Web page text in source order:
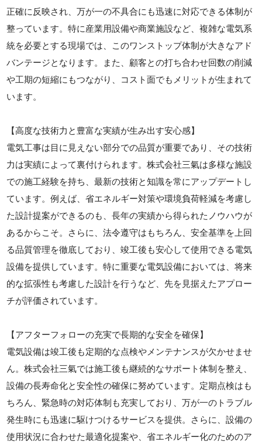
正確に反映され、万が一の不具合にも迅速に対応できる体制が
整っています。特に産業用設備や商業施設など、複雑な電気系
統を必要とする現場では、このワンストップ体制が大きなアド
バンテージとなります。また、顧客との打ち合わせ回数の削減
や工期の短縮にもつながり、コスト面でもメリットが生まれて
います。
【高度な技術力と豊富な実績が生み出す安心感】
電気工事は目に見えない部分での品質が重要であり、その技術
力は実績によって裏付けられます。株式会社三氣は多様な施設
での施工経験を持ち、最新の技術と知識を常にアップデートし
ています。例えば、省エネルギー対策や環境負荷軽減を考慮し
た設計提案ができるのも、長年の実績から得られたノウハウが
あるからこそ。さらに、法令遵守はもちろん、安全基準を上回
る品質管理を徹底しており、竣工後も安心して使用できる電気
設備を提供しています。特に重要な電気設備においては、将来
的な拡張性も考慮した設計を行うなど、先を見据えたアプロー
チが評価されています。
【アフターフォローの充実で長期的な安全を確保】
電気設備は竣工後も定期的な点検やメンテナンスが欠かせませ
ん。株式会社三氣では施工後も継続的なサポート体制を整え、
設備の長寿命化と安全性の確保に努めています。定期点検はも
ちろん、緊急時の対応体制も充実しており、万が一のトラブル
発生時にも迅速に駆けつけるサービスを提供。さらに、設備の
使用状況に合わせた最適化提案や、省エネルギー化のためのア